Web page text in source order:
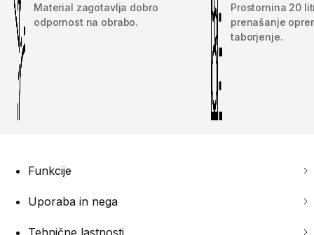
Material zagotavlja dobro
odpornost na obrabo.
Prostornina 20
prenašanje
taborjenje.
Funkcije
Uporaba in nega